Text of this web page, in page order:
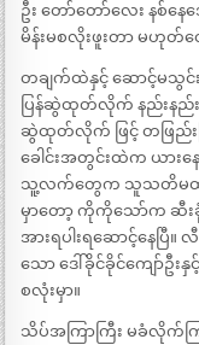
ဦး တော်တော်လေး နစ်
မိန်းမစလိုးဖူးတာ မဟု
တချက်ထဲနှင့် ဆောင့်မသွင်
ပြန်ဆွဲထုတ်လိုက် နည်းနည်း
ဆွဲထုတ်လိုက် ဖြင့် တဖြည်းဖ
ခေါင်းအတွင်းထဲက ယားန
သူ့လက်တွေက သူသတိမထာ
မှာတော့ ကိုကိုသော်က ဆီး
အားရပါးရဆောင့်နေပြီ။
သော ဒေါ်ခိုင်ခိုင်ကျော်
စလုံးမှာ။
သိပ်အကြာကြီး မခံလိုက်